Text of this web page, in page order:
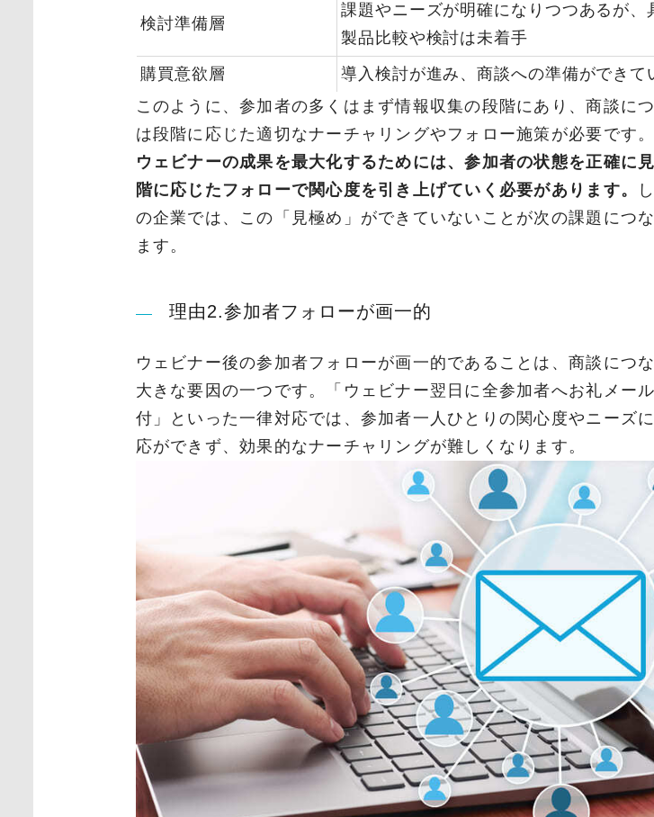
検討準備層
課題やニーズが明確になりつつあるが、
製品比較や検討は未着手
購買意欲層
導入検討が進み、商談への準備ができて
このように、参加者の多くはまず情報収集の段階にあり、商談に
は段階に応じた適切なナーチャリングやフォロー施策が必要です。
ウェビナーの成果を最大化するためには、参加者の状態を正確に
階に応じたフォローで関心度を引き上げていく必要があります。
の企業では、この「見極め」ができていないことが次の課題につ
ます。
理由2.参加者フォローが画一的
ウェビナー後の参加者フォローが画一的であることは、商談につ
大きな要因の一つです。「ウェビナー翌日に全参加者へお礼メー
付」といった一律対応では、参加者一人ひとりの関心度やニーズ
応ができず、効果的なナーチャリングが難しくなります。